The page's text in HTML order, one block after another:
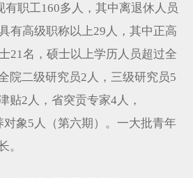
职工160多人，其中离退休人员
有高级职称以上29人，其中正高
21名，硕士以上学历人员超过全
院二级研究员2人，三级研究员5
贴2人，省突贡专家4人，
对象5人（第六期）。一大批青年
。